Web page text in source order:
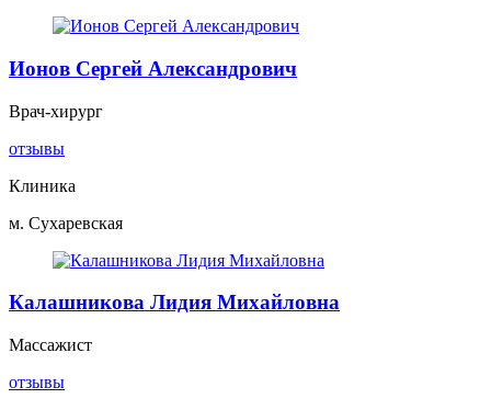
Ионов Сергей Александрович
Врач-хирург
отзывы
Клиника
м. Сухаревская
Калашникова Лидия Михайловна
Массажист
отзывы